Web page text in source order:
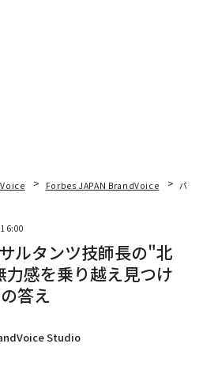
Forbes JAPAN BrandVoice パシ
ルタンツ技師長の"北
感を乗り越え見つけ
答え
Studio